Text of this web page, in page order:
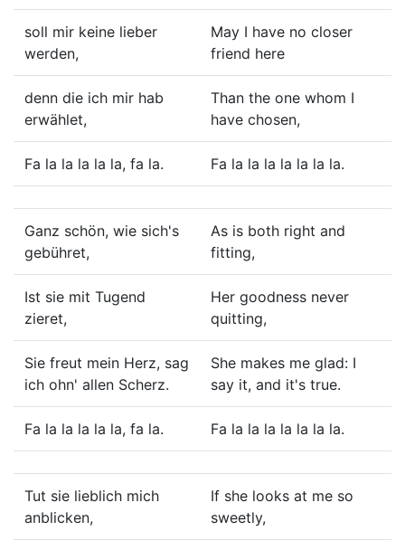
soll mir keine lieber
werden,
May I have no closer
friend here
denn die ich mir hab
erwählet,
Than the one whom I
have chosen,
Fa la la la la la, fa la. Fa la la la la la la la.
Ganz schön, wie sich's
gebühret,
As is both right and
fitting,
Ist sie mit Tugend
zieret,
Her goodness never
quitting,
Sie freut mein Herz, sag
ich ohn' allen Scherz.
She makes me glad: I
say it, and it's true.
Fa la la la la la, fa la. Fa la la la la la la la.
Tut sie lieblich mich
anblicken,
If she looks at me so
sweetly,